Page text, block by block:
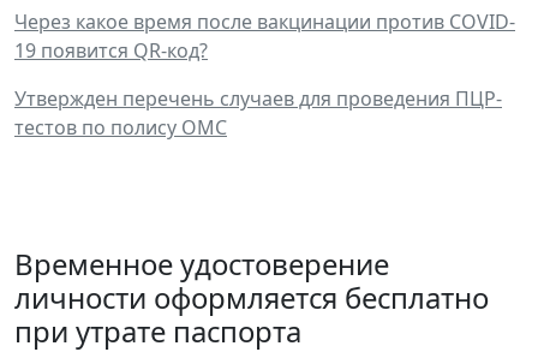
Через какое время после вакцинации против COVID-
19 появится QR-код?
Утвержден перечень случаев для проведения ПЦР-
тестов по полису ОМС
Временное удостоверение
личности оформляется бесплатно
при утрате паспорта